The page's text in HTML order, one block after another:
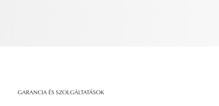
GARANCIA ÉS SZOLGÁLTATÁSOK